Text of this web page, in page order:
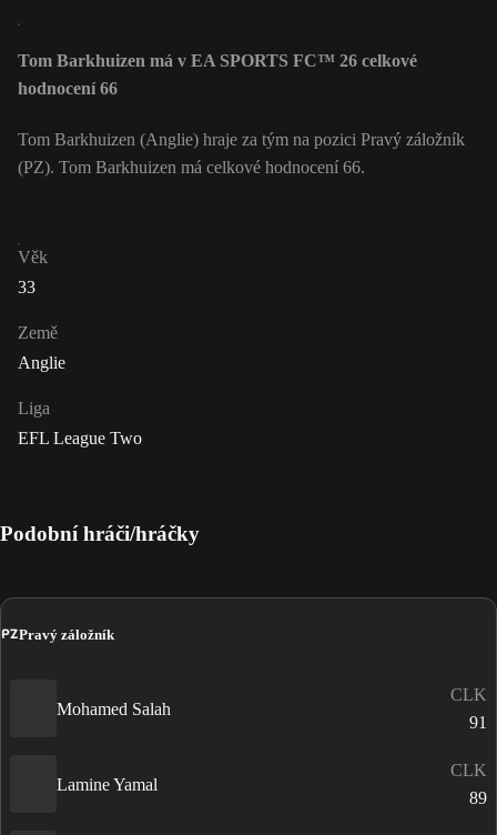
Tom Barkhuizen má v EA SPORTS FC™ 26 celkové
hodnocení 66
Tom Barkhuizen (Anglie) hraje za tým na pozici Pravý záložník
(PZ). Tom Barkhuizen má celkové hodnocení 66.
Věk
33
Země
Anglie
Liga
EFL League Two
Podobní hráči/hráčky
PZPravý záložník
Mohamed Salah
CLK
91
Lamine Yamal
CLK
89